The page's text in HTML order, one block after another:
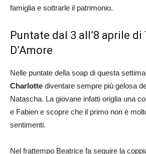
famiglia e sottrarle il patrimonio.
Puntate dal 3 all’8 aprile di
D’Amore
Nelle puntate della soap di questa
Charlotte diventare sempre più gelosa
Natascha. La giovane infatti origlia una
e Fabien e scopre che il primo non è
sentimenti.
Nel frattempo Beatrice fa seguire la